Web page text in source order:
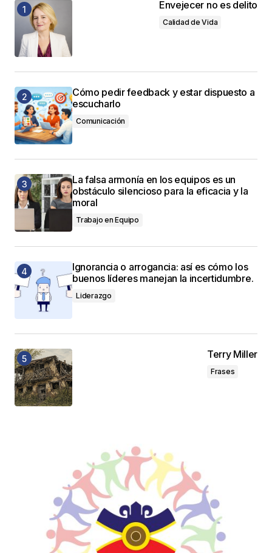
Envejecer no es delito
Calidad de Vida
Cómo pedir feedback y estar dispuesto a
escucharlo
Comunicación
La falsa armonía en los equipos es un
obstáculo silencioso para la eficacia y la
moral
Trabajo en Equipo
Ignorancia o arrogancia: así es cómo los
buenos líderes manejan la incertidumbre.
Liderazgo
Terry Miller
Frases